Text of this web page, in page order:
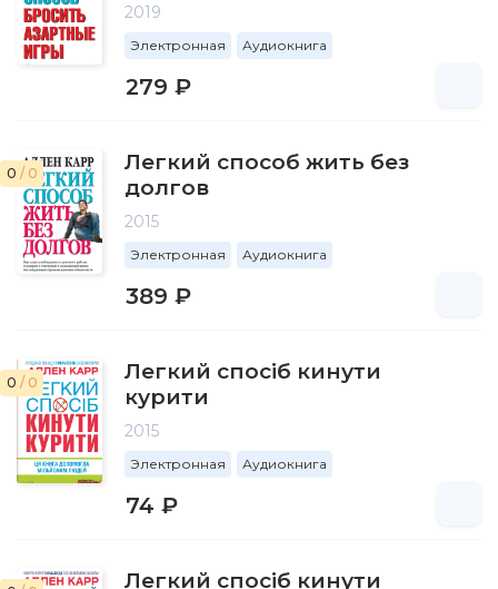
2019
Электронная Аудиокнига
279 ₽
0 / 0
Легкий способ жить без
долгов
2015
Электронная Аудиокнига
389 ₽
0 / 0
Легкий спосіб кинути
курити
2015
Электронная Аудиокнига
74 ₽
Легкий спосіб кинути